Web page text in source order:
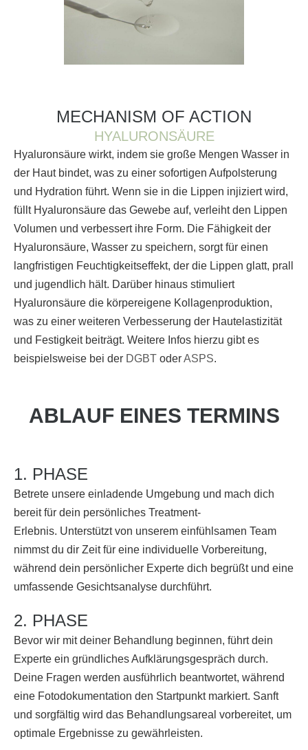
MECHANISM OF ACTION
HYALURONSÄURE
Hyaluronsäure wirkt, indem sie große Mengen Wasser in
der Haut bindet, was zu einer sofortigen Aufpolsterung
und Hydration führt. Wenn sie in die Lippen injiziert wird,
füllt Hyaluronsäure das Gewebe auf, verleiht den Lippen
Volumen und verbessert ihre Form. Die Fähigkeit der
Hyaluronsäure, Wasser zu speichern, sorgt für einen
langfristigen Feuchtigkeitseffekt, der die Lippen glatt, prall
und jugendlich hält. Darüber hinaus stimuliert
Hyaluronsäure die körpereigene Kollagenproduktion,
was zu einer weiteren Verbesserung der Hautelastizität
und Festigkeit beiträgt. Weitere Infos hierzu gibt es
beispielsweise bei der DGBT oderASPS.
ABLAUF EINES TERMINS
1. PHASE
Betrete unsere einladende Umgebung und mach dich
bereit für dein persönliches Treatment-
Erlebnis. Unterstützt von unserem einfühlsamen Team
nimmst du dir Zeit für eine individuelle Vorbereitung,
während dein persönlicher Experte dich begrüßt und eine
umfassende Gesichtsanalyse durchführt.
2. PHASE
Bevor wir mit deiner Behandlung beginnen, führt dein
Experte ein gründliches Aufklärungsgespräch durch.
Deine Fragen werden ausführlich beantwortet, während
eine Fotodokumentation den Startpunkt markiert. Sanft
und sorgfältig wird das Behandlungsareal vorbereitet, um
optimale Ergebnisse zu gewährleisten.